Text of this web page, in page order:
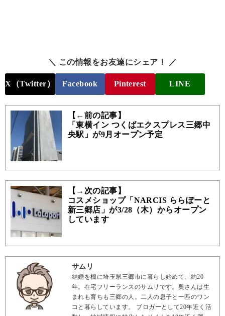
＼ この情報をお友達にシェア！ ／
X（Twitter） Facebook Pinterest LINE
【←前の記事】
「東横イン つくばエクスプレス三郷中
央駅」が9月オープン予定
【→次の記事】
コスメショップ「NARCIS ららぽーと
新三郷店」が3/28（木）からオープン
しています
サムリ
結婚を機に埼玉県三郷市に暮らし始めて、約20
年。在宅フリーランスのサムリです。奥さんは生
まれも育ちも三郷の人。二人の息子と一匹のワン
コと暮らしています。 ブロガーとして20年近く活